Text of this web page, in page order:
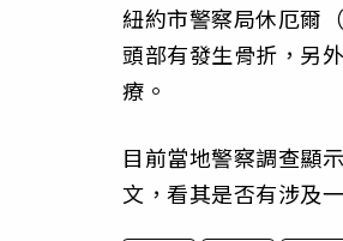
紐約市警察局休厄爾
頭部有發生骨折，另
療。
目前當地警察調查顯
文，看其是否有涉及